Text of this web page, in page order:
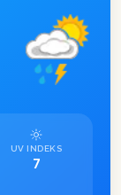
UV INDEKS
7